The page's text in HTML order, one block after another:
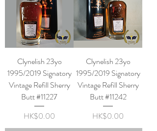
Clynelish 23yo
1995/2019 Signatory
Vintage Refill Sherry
Butt #11227
價格
HK$0.00
Clynelish 23yo
1995/2019 Signatory
Vintage Refill Sherry
Butt #11242
價格
HK$0.00